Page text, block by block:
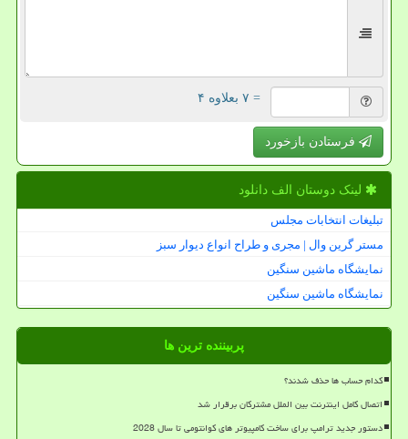
= ۷ بعلاوه ۴
فرستادن بازخورد
لینک دوستان الف دانلود
تبلیغات انتخابات مجلس
مستر گرین وال | مجری و طراح انواع دیوار سبز
نمایشگاه ماشین سنگین
نمایشگاه ماشین سنگین
پربیننده ترین ها
کدام حساب ها حذف شدند؟
اتصال کامل اینترنت بین الملل مشترکان برقرار شد
دستور جدید ترامپ برای ساخت کامپیوتر های کوانتومی تا سال 2028